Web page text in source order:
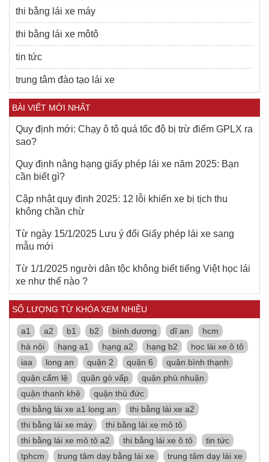
thi bằng lái xe máy
thi bằng lái xe môtô
tin tức
trung tâm đào tạo lái xe
BÀI VIẾT MỚI NHẤT
Quy định mới: Chạy ô tô quá tốc độ bị trừ điểm GPLX ra
sao?
Quy định nâng hạng giấy phép lái xe năm 2025: Bạn
cần biết gì?
Cập nhật quy định 2025: 12 lỗi khiến xe bị tịch thu
không chần chừ
Từ ngày 15/1/2025 Lưu ý đổi Giấy phép lái xe sang
mẫu mới
Từ 1/1/2025 người dân tộc không biết tiếng Việt học lái
xe như thế nào ?
SỐ LƯỢNG TỪ KHÓA XEM NHIỀU
a1 a2 b1 b2 bình dương dĩ an
hcm
hà nội
hạng a1 hạng a2 hạng b2
học lái xe ô tô
iaa
long an quận 2 quận 6
quận bình thạnh
quận cẩm lệ
quận gò vấp
quận phú nhuận
quận thanh khê
quận thủ đức
thi bằng lái xe a1 long an
thi bằng lái xe a2
thi bằng lái xe máy
thi bằng lái xe mô tô
thi bằng lái xe mô tô a2
thi bằng lái xe ô tô
tin tức
tphcm
trung tâm dạy bằng lái xe
trung tâm dạy lái xe